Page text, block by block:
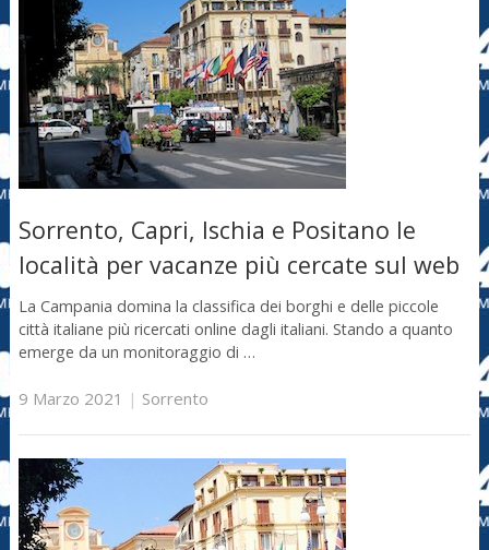
Sorrento, Capri, Ischia e Positano le
località per vacanze più cercate sul web
La Campania domina la classifica dei borghi e delle piccole
città italiane più ricercati online dagli italiani. Stando a quanto
emerge da un monitoraggio di …
9 Marzo 2021 | Sorrento